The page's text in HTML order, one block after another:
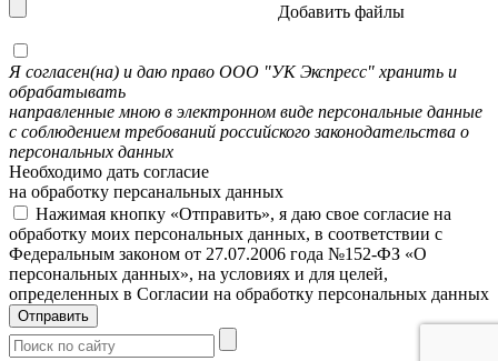
Добавить файлы
Я согласен(на) и даю право ООО "УК Экспресс" хранить и
обрабатывать
направленные мною в электронном виде персональные данные
с соблюдением требований российского законодательства о
персональных данных
Необходимо дать согласие
на обработку персанальных данных
Нажимая кнопку «Отправить», я даю свое согласие на
обработку моих персональных данных, в соответствии с
Федеральным законом от 27.07.2006 года №152-ФЗ «О
персональных данных», на условиях и для целей,
определенных в Согласии на обработку персональных данных
Отправить